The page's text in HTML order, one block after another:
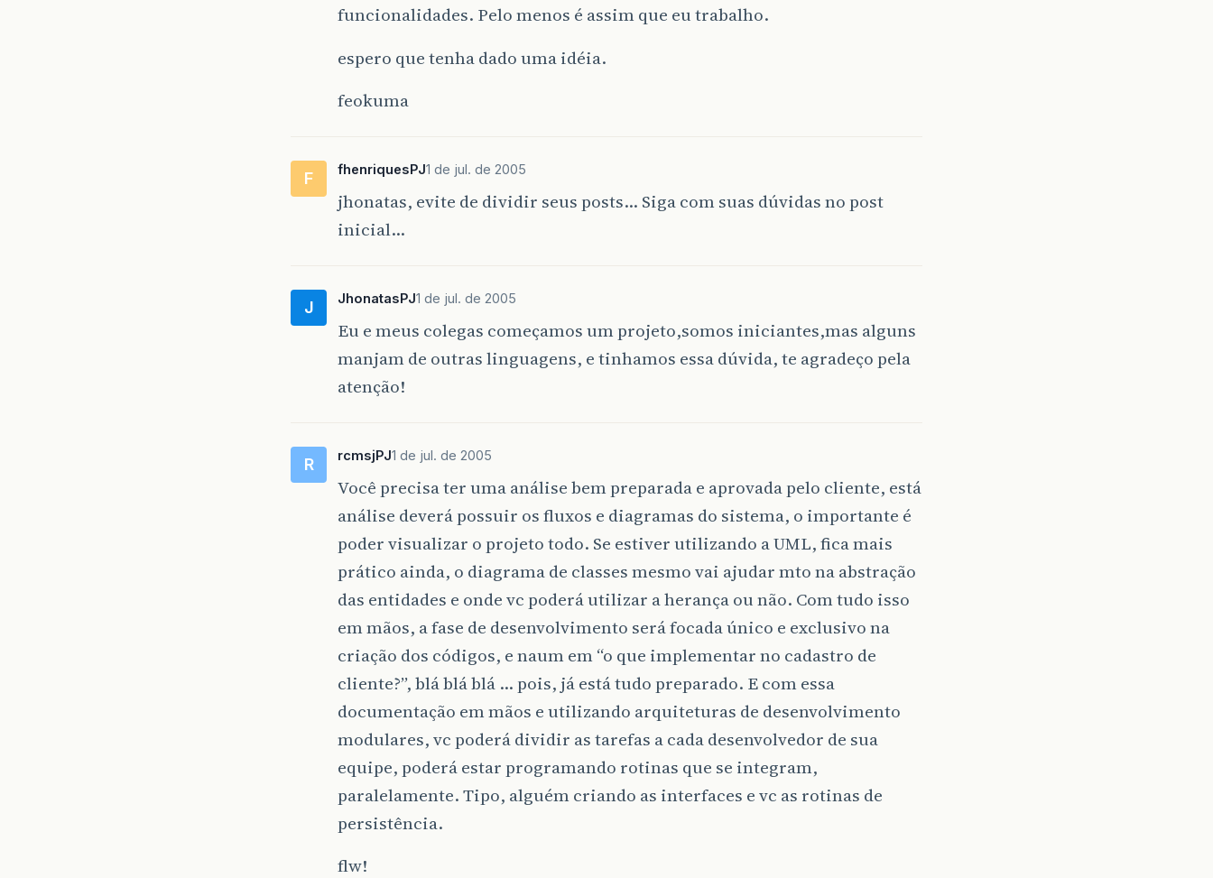
funcionalidades. Pelo menos é assim que eu trabalho.
espero que tenha dado uma idéia.
feokuma
F fhenriquesPJ1 de jul. de 2005
jhonatas, evite de dividir seus posts… Siga com suas dúvidas no post
inicial…
J JhonatasPJ1 de jul. de 2005
Eu e meus colegas começamos um projeto,somos iniciantes,mas alguns
manjam de outras linguagens, e tinhamos essa dúvida, te agradeço pela
atenção!
R rcmsjPJ1 de jul. de 2005
Você precisa ter uma análise bem preparada e aprovada pelo cliente, está
análise deverá possuir os fluxos e diagramas do sistema, o importante é
poder visualizar o projeto todo. Se estiver utilizando a UML, fica mais
prático ainda, o diagrama de classes mesmo vai ajudar mto na abstração
das entidades e onde vc poderá utilizar a herança ou não. Com tudo isso
em mãos, a fase de desenvolvimento será focada único e exclusivo na
criação dos códigos, e naum em “o que implementar no cadastro de
cliente?”, blá blá blá … pois, já está tudo preparado. E com essa
documentação em mãos e utilizando arquiteturas de desenvolvimento
modulares, vc poderá dividir as tarefas a cada desenvolvedor de sua
equipe, poderá estar programando rotinas que se integram,
paralelamente. Tipo, alguém criando as interfaces e vc as rotinas de
persistência.
flw!